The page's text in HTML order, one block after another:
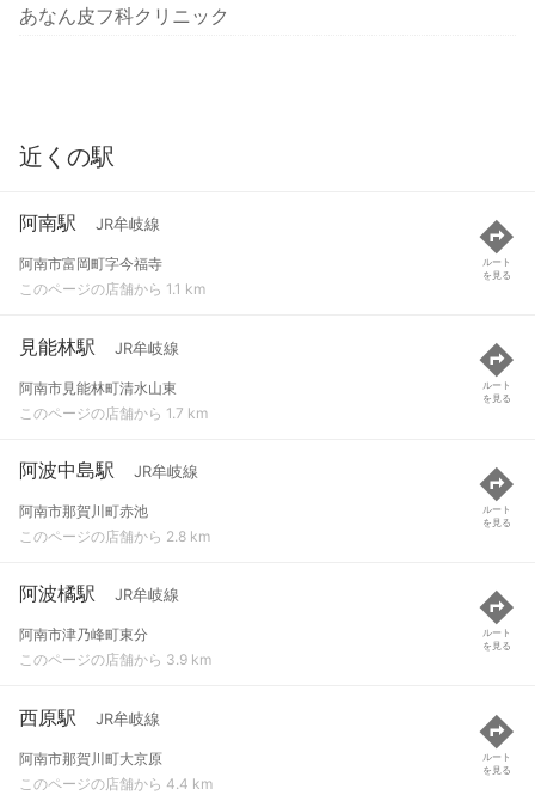
あなん皮フ科クリニック
近くの駅
阿南駅 JR牟岐線
阿南市富岡町字今福寺
このページの店舗から 1.1 km
ルート
を見る
見能林駅 JR牟岐線
阿南市見能林町清水山東
このページの店舗から 1.7 km
ルート
を見る
阿波中島駅 JR牟岐線
阿南市那賀川町赤池
このページの店舗から 2.8 km
ルート
を見る
阿波橘駅 JR牟岐線
阿南市津乃峰町東分
このページの店舗から 3.9 km
ルート
を見る
西原駅 JR牟岐線
阿南市那賀川町大京原
このページの店舗から 4.4 km
ルート
を見る